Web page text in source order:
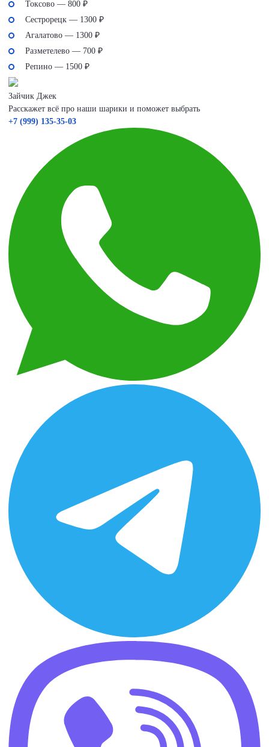
Токсово — 800 ₽
Сестрорецк — 1300 ₽
Агалатово — 1300 ₽
Разметелево — 700 ₽
Репино — 1500 ₽
Зайчик Джек
Расскажет всё про наши шарики и поможет выбрать
+7 (999) 135-35-03